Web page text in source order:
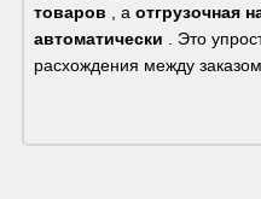
товаров , а отгрузочная
автоматически . Это
расхождения между заказом